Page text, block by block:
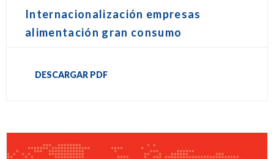
Internacionalización empresas
alimentación gran consumo
DESCARGAR PDF